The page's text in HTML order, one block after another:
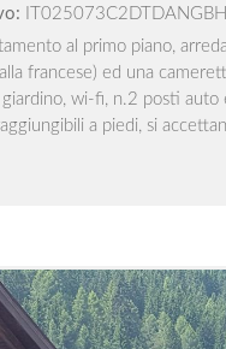
IT025073C2DTDANGBH
al primo piano,
francese) ed una
wi-fi, n.2 posti auto
a piedi, si